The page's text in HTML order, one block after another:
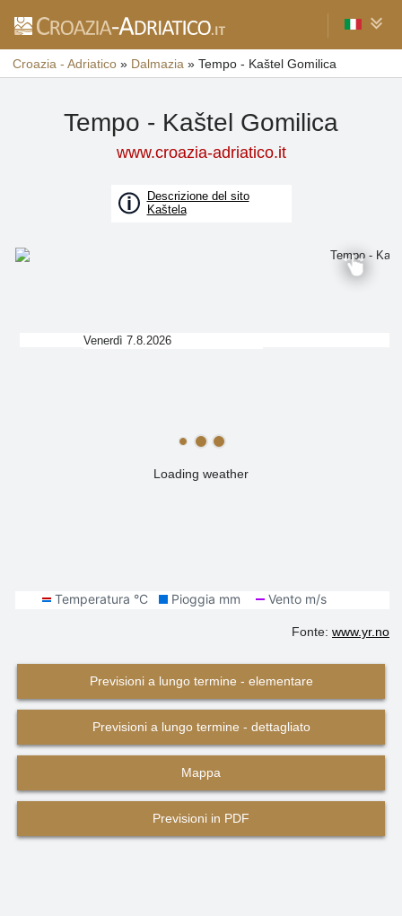
Croazia - Adriatico » Dalmazia » Tempo - Kaštel Gomilica
Tempo - Kaštel Gomilica
www.croazia-adriatico.it
Descrizione del sito
Kaštela
Loading weather
Venerdì 7.8.2026
Fonte: www.yr.no
Previsioni a lungo termine - elementare
Previsioni a lungo termine - dettagliato
Mappa
Previsioni in PDF